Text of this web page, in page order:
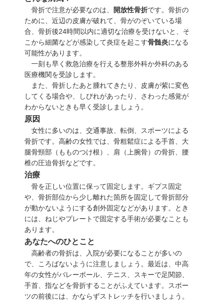
骨折で注意が必要なのは、 開放性骨折です。骨折の
ために、近辺の皮膚が破れて、骨がのぞいている場
合、骨折後24時間以内に適切な治療を受けないと、そ
こから細菌などが感染して炎症を起こす骨髄炎になる
可能性があります。
一刻も早く救急治療を行える整形外科か外科のある
医療機関を受診します。
また、骨折したあと腫れてきたり、皮膚が紫に変色
してくる場合や、しびれがあったり、さわった感覚が
わからないときも早く受診しましょう。
原因
女性に多いのは、交通事故、転倒、スポーツによる
骨折です。高齢の女性では、 骨粗鬆症による手首、大
腿骨頸部（もものつけ根）、肩（上腕骨）の骨折、腰
椎の圧迫骨折などです。
治療
骨を正しい位置に保って固定します。ギプス固定
や、骨折部位から少し離れた箇所を固定して骨折部分
が動かないようにする創外固定などがあります。とき
には、ねじやプレートで固定する手術が必要なことも
あります。
あなたへのひとこと
高齢者の骨折は、入院が必要になることが多いの
で、ころばないように注意しましょう。最近は、中高
年の女性がバレーボール、テニス、スキーで足関節、
手首、指などを骨折することがふえています。スポー
ツの前後には、かならずストレッチを行いましょう。